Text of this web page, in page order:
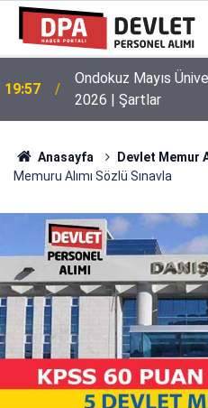
19:57
Ondokuz Mayıs
2026 | Şartlar
Anasayfa Devlet Memur
Memuru Alımı Sözlü Sınavla